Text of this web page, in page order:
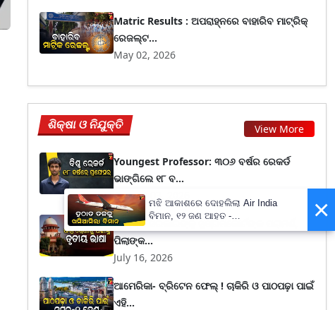
Matric Results : ଅପରାହ୍ନରେ ବାହାରିବ ମାଟ୍ରିକ୍
ରେଜଲ୍ଟ...
May 02, 2026
ଶିକ୍ଷା ଓ ନିଯୁକ୍ତି View More
Youngest Professor: ୩୦୬ ବର୍ଷର ରେକର୍ଡ
ଭାଙ୍ଗିଲେ ୧୮ ବ...
August 03, 2026
କେନ୍ଦ୍ର ସରକାରଙ୍କୁ ସୁପ୍ରିମକୋର୍ଟଙ୍କ ପରାମର୍ଶ,
ପିଲାଙ୍କ...
July 16, 2026
ଆମେରିକା- ବ୍ରିଟେନ ଫେଲ୍ ! ଚାକିରି ଓ ପାଠପଢ଼ା ପାଇଁ
ଏହି...
×
ମଝି ଆକାଶରେ ଦୋହଲିଲା Air India
ବିମାନ, ୧୨ ଜଣ ଆହତ -
PrameyaNews7